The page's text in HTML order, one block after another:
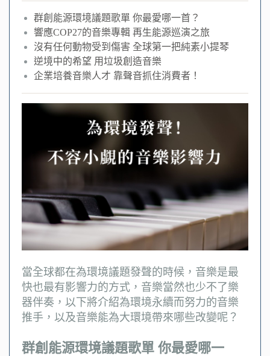
群創能源環境議題歌單 你最愛哪一首？
響應COP27的音樂專輯 再生能源巡演之旅
沒有任何動物受到傷害 全球第一把純素小提琴
逆境中的希望 用垃圾創造音樂
企業培養音樂人才 靠聲音抓住消費者！
當全球都在為環境議題發聲的時候，音樂是最
快也最有影響力的方式，音樂當然也少不了樂
器伴奏，以下將介紹為環境永續而努力的音樂
推手，以及音樂能為大環境帶來哪些改變呢？
群創能源環境議題歌單 你最愛哪一